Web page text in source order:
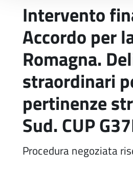
Intervento
Accordo per
Romagna.
straordinari
pertinenze
Sud. CUP
Procedura negoziata